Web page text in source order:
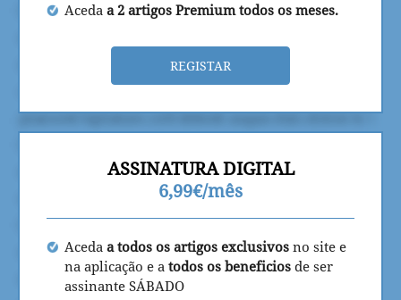
Aceda a 2 artigos Premium todos os meses.
REGISTAR
ASSINATURA DIGITAL
6,99€/mês
Aceda a todos os artigos exclusivos no site e
na aplicação e a todos os beneficios de ser
assinante SÁBADO